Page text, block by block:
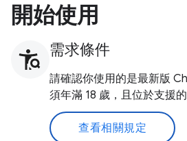
開始使用
需求條件
請確認你使用的是最新版
須年滿 18 歲，且位於支援的
查看相關規定